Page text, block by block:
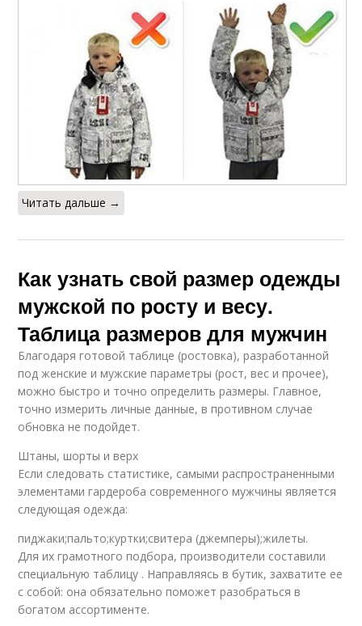
Читать дальше →
Как узнать свой размер одежды
мужской по росту и весу.
Таблица размеров для мужчин
Благодаря готовой таблице (ростовка), разработанной
под женские и мужские параметры (рост, вес и прочее),
можно быстро и точно определить размеры. Главное,
точно измерить личные данные, в противном случае
обновка не подойдет.
Штаны, шорты и верх
Если следовать статистике, самыми распространенными
элементами гардероба современного мужчины является
следующая одежда:
пиджаки;пальто;куртки;свитера (джемперы);жилеты.
Для их грамотного подбора, производители составили
специальную таблицу . Направляясь в бутик, захватите ее
с собой: она обязательно поможет разобраться в
богатом ассортименте.